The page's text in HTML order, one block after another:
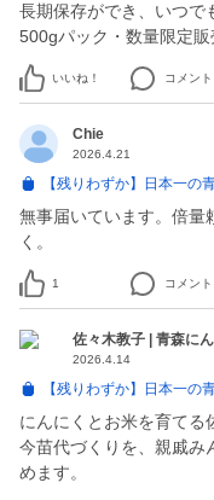
長期保存ができ、いつで
いいね！ コメント
Chie
2026.4.21
【残りわずか】日本一の
無事届いています。倍量
く。
1 コメント
佐々木教子 | 青森に
2026.4.14
【残りわずか】日本一の
にんにくとお米を育てる
今苗代づくりを、親戚み
めます。